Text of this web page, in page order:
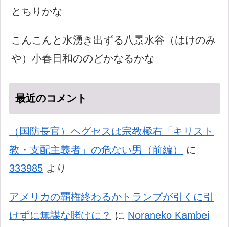
とちりかな
こんこんと水湧き出ずる八景水谷（はけのみ
や）小春日和ののどかなるかな
最近のコメント
（国防長官）ヘグセスは宗教極右「キリスト
教・支配主義者」の危ない男（前編）
に
333985 より
アメリカの覇権終わるかトランプが引くに引
けずに無謀な賭けに？ に Noraneko Kambei